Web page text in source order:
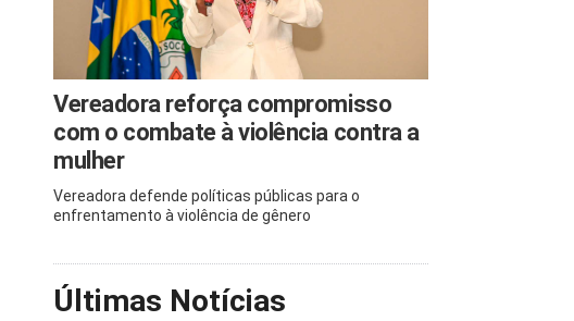
Vereadora reforça compromisso
com o combate à violência contra a
mulher
Vereadora defende políticas públicas para o
enfrentamento à violência de gênero
Últimas Notícias